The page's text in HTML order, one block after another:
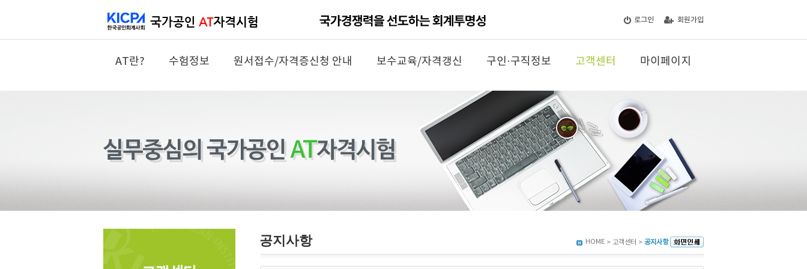
로그인 회원가입
AT란? 수험정보 원서접수/자격증신청 안내 보수교육/자격갱신 구인·구직정보 고객센터 마이페이지
공지사항 HOME > 고객센터 > 공지사항